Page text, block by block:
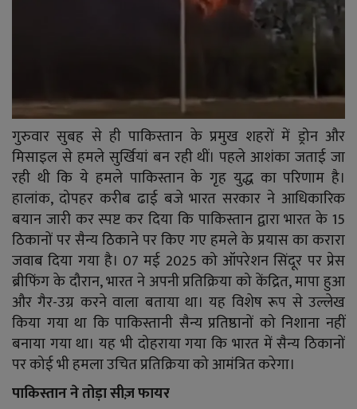
गुरुवार सुबह से ही पाकिस्तान के प्रमुख शहरों में ड्रोन और
मिसाइल से हमले सुर्खियां बन रही थीं। पहले आशंका जताई जा
रही थी कि ये हमले पाकिस्तान के गृह युद्ध का परिणाम है।
हालांक, दोपहर करीब ढाई बजे भारत सरकार ने आधिकारिक
बयान जारी कर स्पष्ट कर दिया कि पाकिस्तान द्वारा भारत के 15
ठिकानों पर सैन्य ठिकाने पर किए गए हमले के प्रयास का करारा
जवाब दिया गया है। 07 मई 2025 को ऑपरेशन सिंदूर पर प्रेस
ब्रीफिंग के दौरान, भारत ने अपनी प्रतिक्रिया को केंद्रित, मापा हुआ
और गैर-उग्र करने वाला बताया था। यह विशेष रूप से उल्लेख
किया गया था कि पाकिस्तानी सैन्य प्रतिष्ठानों को निशाना नहीं
बनाया गया था। यह भी दोहराया गया कि भारत में सैन्य ठिकानों
पर कोई भी हमला उचित प्रतिक्रिया को आमंत्रित करेगा।
पाकिस्तान ने तोड़ा सीज़ फायर